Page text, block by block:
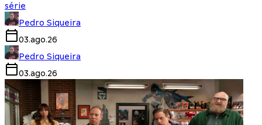
série
Pedro Siqueira
03.ago.26
Pedro Siqueira
03.ago.26